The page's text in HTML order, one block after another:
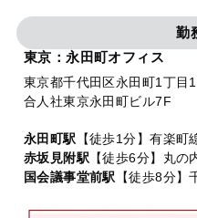
勤
東京：永田町オフィス
東京都千代田区永田町1丁目
合人社東京永田町ビル7F
永田町駅 【徒歩1分】有楽町
赤坂見附駅 【徒歩6分】丸の
国会議事堂前駅
【徒歩8分】